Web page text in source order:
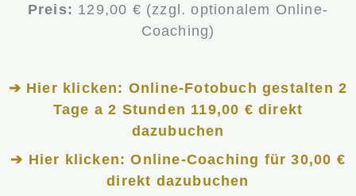
Preis: 129,00 € (zzgl. optionalem Online-
Coaching)
➔ Hier klicken: Online-Fotobuch gestalten 2
Tage a 2 Stunden 119,00 € direkt
dazubuchen
➔ Hier klicken: Online-Coaching für 30,00 €
direkt dazubuchen